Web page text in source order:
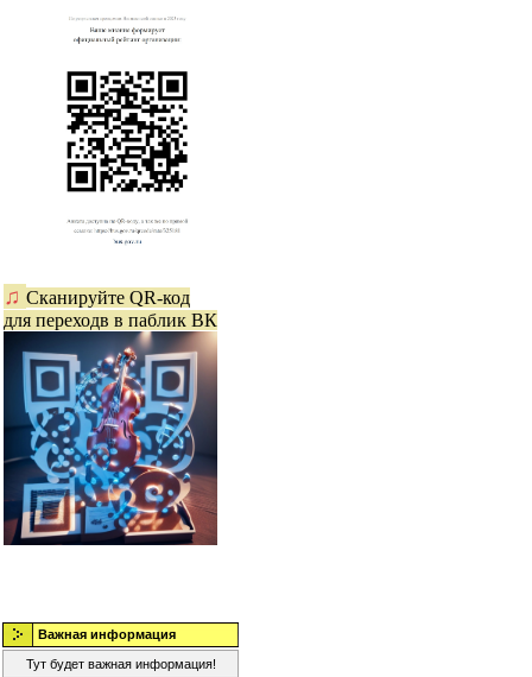
♫ Сканируйте QR-код
для переходв в паблик ВК
Важная информация
Тут будет важная информация!